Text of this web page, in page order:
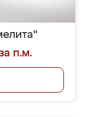
п.м.